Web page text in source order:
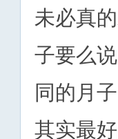
未必真
子要么
同的月子
其实最